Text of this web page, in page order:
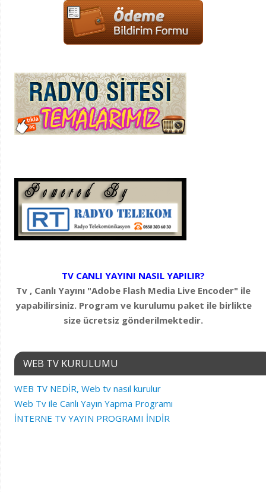
TV CANLI YAYINI NASIL YAPILIR?
Tv , Canlı Yayını "Adobe Flash Media Live Encoder" ile
yapabilirsiniz. Program ve kurulumu paket ile birlikte
size ücretsiz gönderilmektedir.
WEB TV KURULUMU
WEB TV NEDİR, Web tv nasıl kurulur
Web Tv ile Canlı Yayın Yapma Programı
İNTERNE TV YAYIN PROGRAMI İNDİR